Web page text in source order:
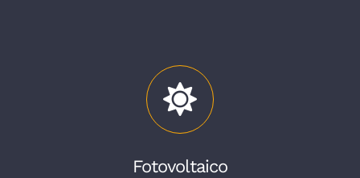
Fotovoltaico